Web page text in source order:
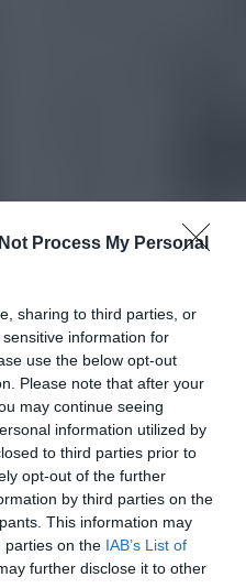
Process My Personal
sharing to third parties, or
information for
use the below opt-out
Please note that after your
may continue seeing
information utilized by
to third parties prior to
opt-out of the further
by third parties on the
This information may
parties on the IAB’s List of
further disclose it to other